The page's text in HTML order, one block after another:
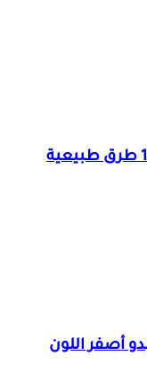
علاج مسمار القدم من البيت- 10 طرق طبيعية